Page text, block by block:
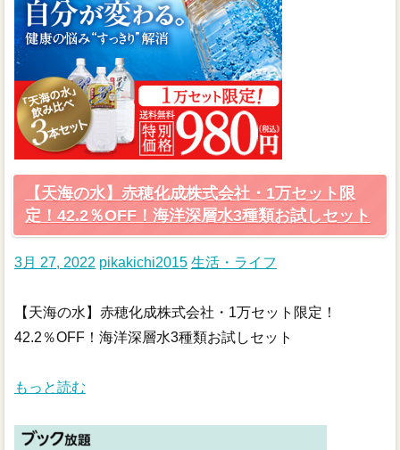
【天海の水】赤穂化成株式会社・1万セット限
定！42.2％OFF！海洋深層水3種類お試しセット
3月 27, 2022 pikakichi2015 生活・ライフ
【天海の水】赤穂化成株式会社・1万セット限定！
42.2％OFF！海洋深層水3種類お試しセット
もっと読む